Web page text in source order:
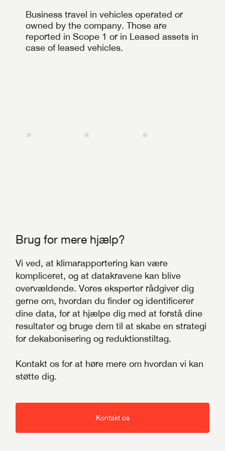
Business travel in vehicles operated or
owned by the company. Those are
reported in Scope 1 or in Leased assets in
case of leased vehicles.
Brug for mere hjælp?
Vi ved, at klimarapportering kan være
kompliceret, og at datakravene kan blive
overvældende. Vores eksperter rådgiver dig
gerne om, hvordan du finder og identificerer
dine data, for at hjælpe dig med at forstå dine
resultater og bruge dem til at skabe en strategi
for dekabonisering og reduktionstiltag.
Kontakt os for at høre mere om hvordan vi kan
støtte dig.
Kontakt os